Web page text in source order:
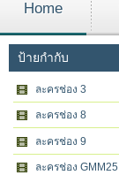
Home
ป้ายกำกับ
ละครช่อง 3
ละครช่อง 8
ละครช่อง 9
ละครช่อง GMM25